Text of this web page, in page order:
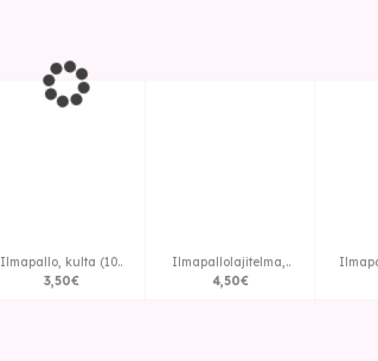
Ilmapallo, kulta (10..
3,50€
Ilmapallolajitelma,..
4,50€